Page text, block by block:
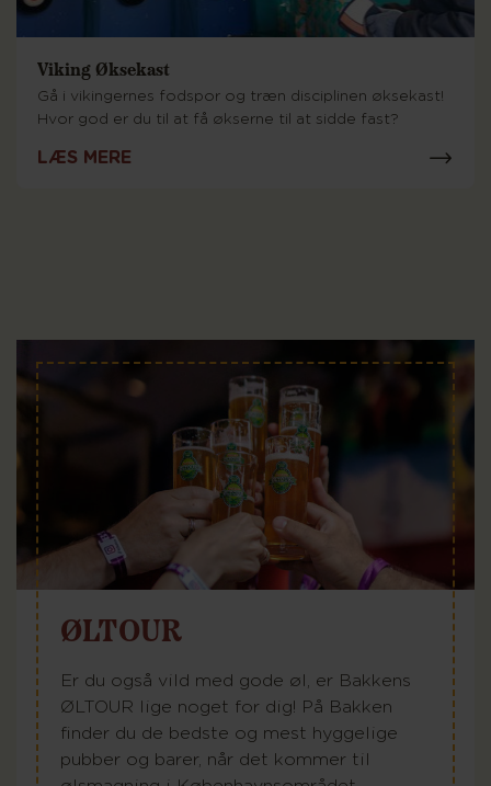
Viking Øksekast
Gå i vikingernes fodspor og træn disciplinen øksekast!
Hvor god er du til at få økserne til at sidde fast?
LÆS MERE
ØLTOUR
Er du også vild med gode øl, er Bakkens
ØLTOUR lige noget for dig! På Bakken
finder du de bedste og mest hyggelige
pubber og barer, når det kommer til